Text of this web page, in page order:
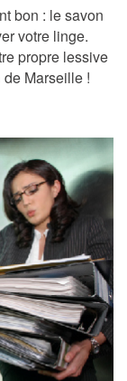
bon : le savon
votre linge.
propre lessive
Marseille !